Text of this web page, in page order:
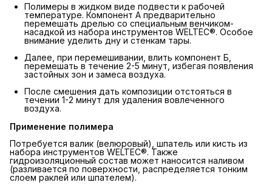
Полимеры в жидком виде подвести к рабочей
температуре. Компонент А предварительно
перемешать дрелью со специальным венчиком-
насадкой из набора инструментов WELTEC®. Особое
внимание уделить дну и стенкам тары.
Далее, при перемешивании, влить компонент Б,
перемешать в течение 2-5 минут, избегая появления
застойных зон и замеса воздуха.
После смешения дать композиции отстояться в
течении 1-2 минут для удаления вовлеченного
воздуха.
Применение полимера
Потребуется валик (велюровый), шпатель или кисть из
набора инструментов WELTEC®. Также
гидроизоляционный состав может наносится наливом
(разливается по поверхности, распределяется тонким
слоем раклей или шпателем).